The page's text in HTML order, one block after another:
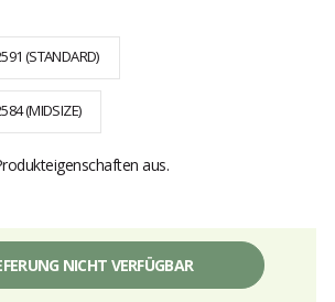
(STANDARD)
(MIDSIZE)
aus.
NICHT VERFÜGBAR